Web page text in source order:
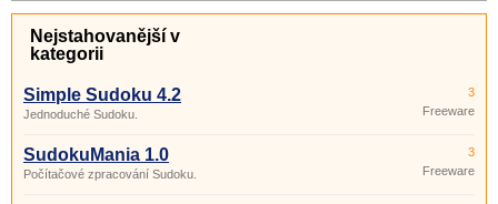
Nejstahovanější v
kategorii
Simple Sudoku 4.2
Jednoduché Sudoku.
3
Freeware
SudokuMania 1.0
Počítačové zpracování Sudoku.
3
Freeware